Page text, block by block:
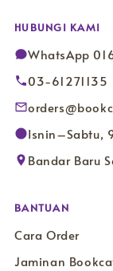
HUBUNGI KAMI
WhatsApp
03-61271135
Isnin–Sabtu,
Bandar Baru
BANTUAN
Cara Order
Jaminan